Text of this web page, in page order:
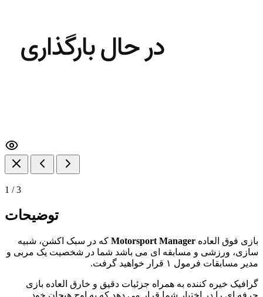
1 /3
توضیحات
بازی فوق العاده Motorsport Manager که در سبک اکشن، شبیه
سازی، ورزشی و مسابقه ای می باشد شما در شخصیت یک مربی و
مدیر مسابقات فرمول ۱ قرار خواهید گرفت.
گرافیک خیره کننده به همراه جزئیات دقیق و خارق العاده بازی
حرفه ای را در اختیار شما قرار می دهد که به اوج هیجان خود